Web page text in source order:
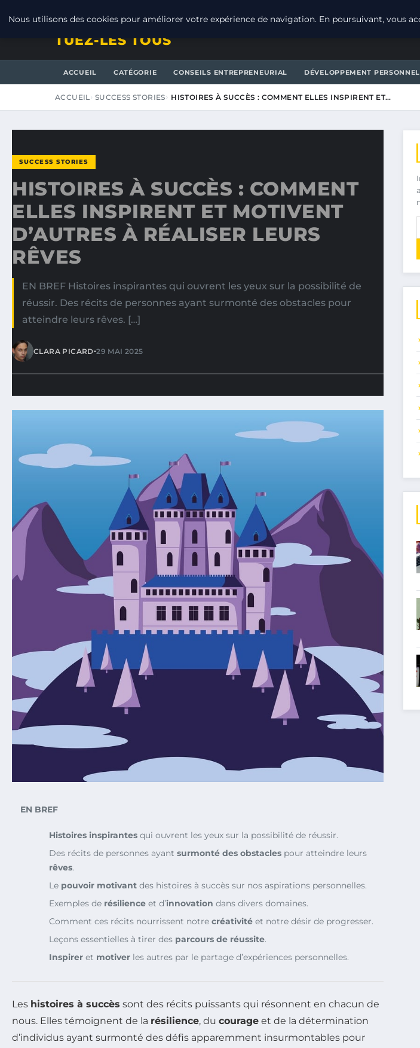
TUEZ-LES TOUS
ACCUEIL CATÉGORIE CONSEILS ENTREPRENEURIAL DÉVELOPPEMENT PERSONNEL
ACCUEIL SUCCESS STORIES HISTOIRES À SUCCÈS : COMMENT ELLES INSPIRENT ET…
SUCCESS STORIES
HISTOIRES À SUCCÈS : COMMENT
ELLES INSPIRENT ET MOTIVENT
D’AUTRES À RÉALISER LEURS
RÊVES
EN BREF Histoires inspirantes qui ouvrent les yeux sur la possibilité de
réussir. Des récits de personnes ayant surmonté des obstacles pour
atteindre leurs rêves. […]
CLARA PICARD•29 MAI 2025
EN BREF
Histoires inspirantes qui ouvrent les yeux sur la possibilité de réussir.
Des récits de personnes ayant surmonté des obstacles pour atteindre leurs
rêves.
Le pouvoir motivant des histoires à succès sur nos aspirations personnelles.
Exemples de résilience et d’innovation dans divers domaines.
Comment ces récits nourrissent notre créativité et notre désir de progresser.
Leçons essentielles à tirer des parcours de réussite.
Inspirer et motiver les autres par le partage d’expériences personnelles.
Les histoires à succès sont des récits puissants qui résonnent en chacun de
nous. Elles témoignent de la résilience, du courage et de la détermination
d’individus ayant surmonté des défis apparemment insurmontables pour
Nous utilisons des cookies pour améliorer votre expérience de navigation. En poursuivant, vous